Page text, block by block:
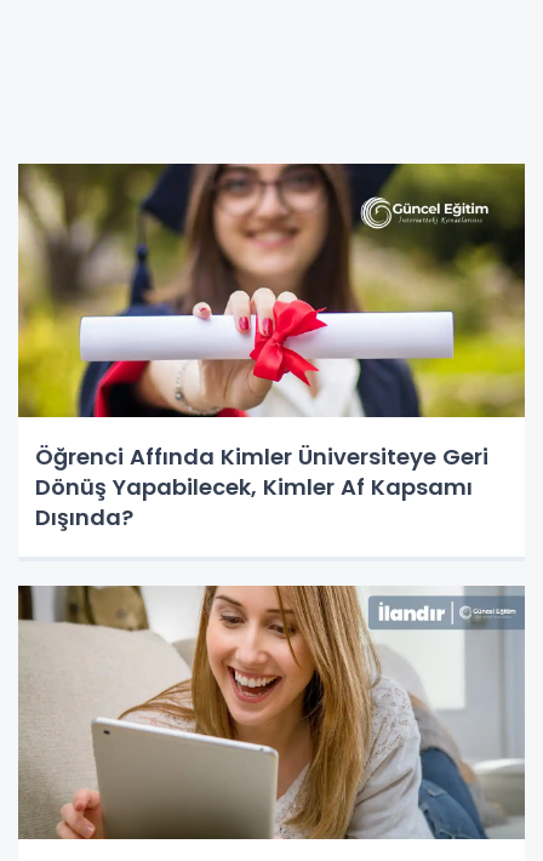
Öğrenci Affında Kimler Üniversiteye Geri
Dönüş Yapabilecek, Kimler Af Kapsamı
Dışında?